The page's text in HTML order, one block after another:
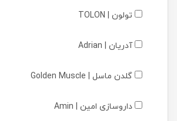
تولون | TOLON
آدریان | Adrian
گلدن ماسل | Golden Muscle
داروسازی امین | Amin